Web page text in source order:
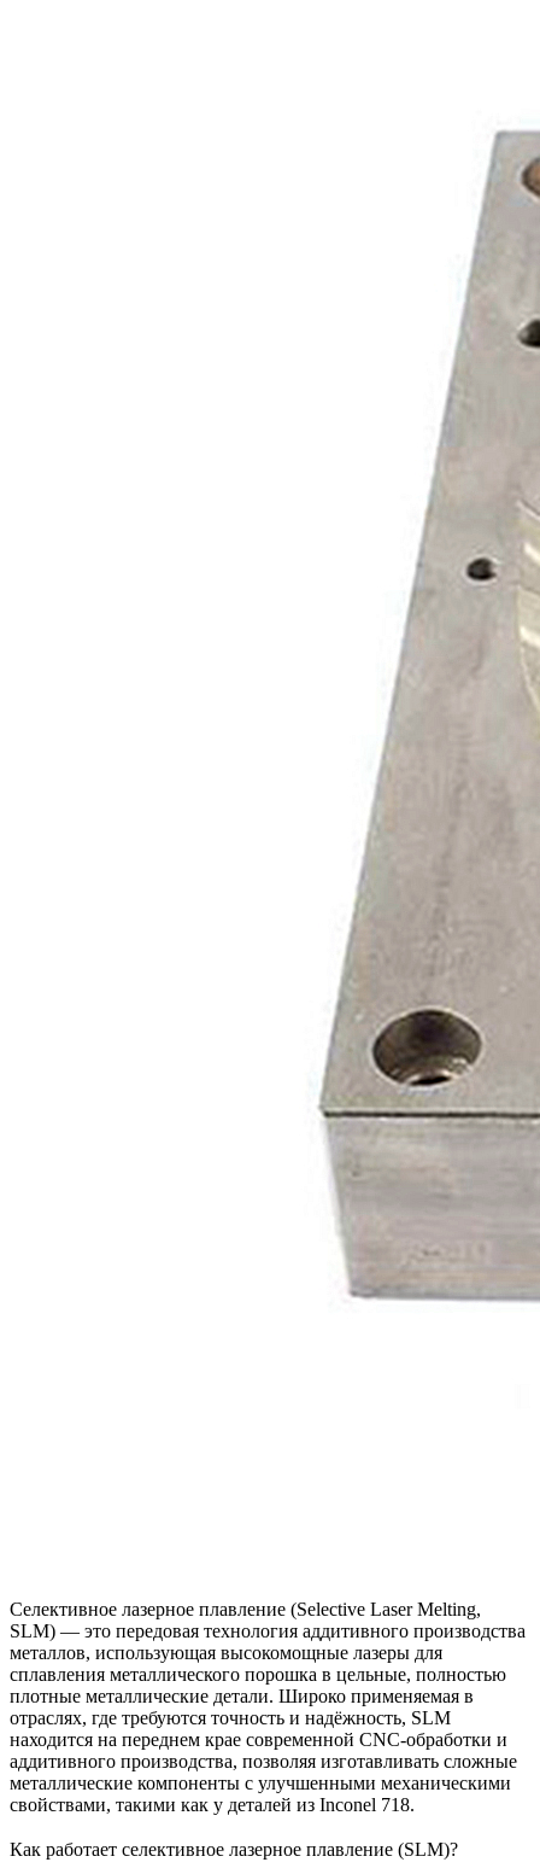
Селективное лазерное плавление (Selective Laser Melting,
SLM) — это передовая технология аддитивного производства
металлов, использующая высокомощные лазеры для
сплавления металлического порошка в цельные, полностью
плотные металлические детали. Широко применяемая в
отраслях, где требуются точность и надёжность, SLM
находится на переднем крае современной CNC-обработки и
аддитивного производства, позволяя изготавливать сложные
металлические компоненты с улучшенными механическими
свойствами, такими как у деталей из Inconel 718.
Как работает селективное лазерное плавление (SLM)?